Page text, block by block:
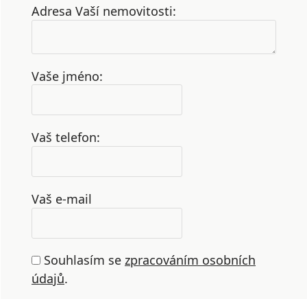
Adresa Vaší nemovitosti:
Vaše jméno:
Vaš telefon:
Vaš e-mail
Souhlasím se zpracováním osobních
údajů.